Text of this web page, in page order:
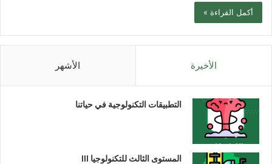
أكمل القراءة »
الأخيرة الأشهر
التطبيقات التكنولوجية في حياتنا
المستوى الثالث للتكنولوجيا III